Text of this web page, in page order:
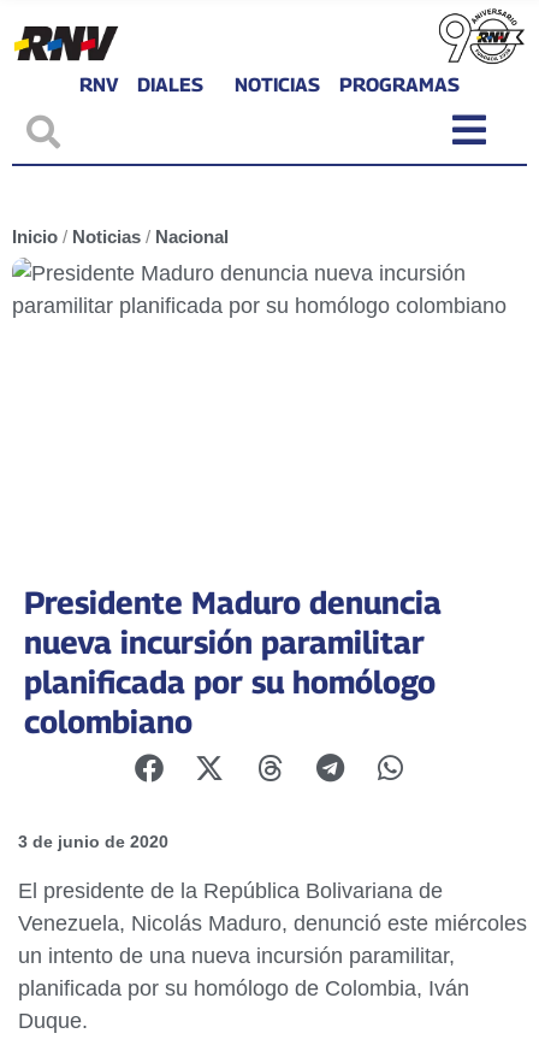
RNV DIALES NOTICIAS PROGRAMAS
Inicio / Noticias / Nacional
Presidente Maduro denuncia
nueva incursión paramilitar
planificada por su homólogo
colombiano
3 de junio de 2020
El presidente de la República Bolivariana de
Venezuela, Nicolás Maduro, denunció este miércoles
un intento de una nueva incursión paramilitar,
planificada por su homólogo de Colombia, Iván
Duque.